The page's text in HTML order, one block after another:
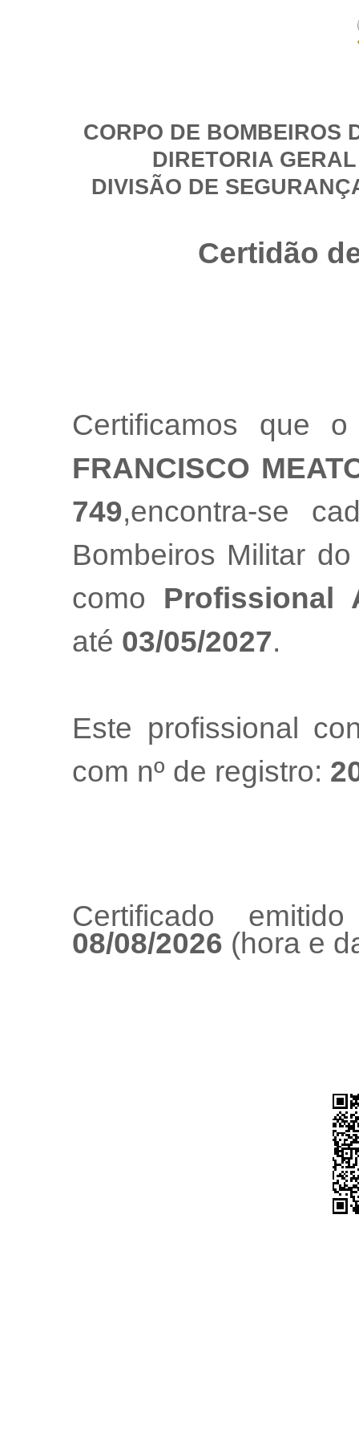
CORPO DE BOMBEIROS
DIRETORIA
DIVISÃO DE
Certidão
Certificamos que
FRANCISCO
749,encontra-se
Bombeiros Militar
como Profissional
até 03/05/2027.
Este profissional
com nº de registro:
Certificado
08/08/2026 (hora e